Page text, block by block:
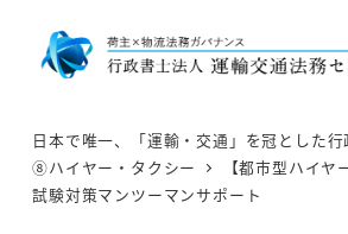
日本で唯一、「運輸・交通」を冠とした
⑧ハイヤー・タクシー
【都市型ハイ
試験対策マンツーマンサポート